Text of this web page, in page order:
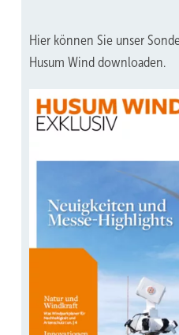
Hier können Sie unser
Husum Wind downloaden.